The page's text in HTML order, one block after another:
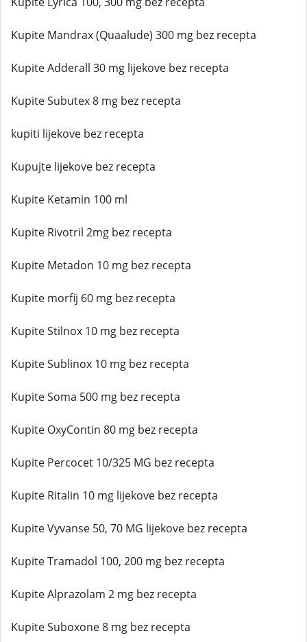
Kupite Mandrax (Quaalude) 300 mg bez recepta
Kupite Adderall 30 mg lijekove bez recepta
Kupite Subutex 8 mg bez recepta
kupiti lijekove bez recepta
Kupujte lijekove bez recepta
Kupite Ketamin 100 ml
Kupite Rivotril 2mg bez recepta
Kupite Metadon 10 mg bez recepta
Kupite morfij 60 mg bez recepta
Kupite Stilnox 10 mg bez recepta
Kupite Sublinox 10 mg bez recepta
Kupite Soma 500 mg bez recepta
Kupite OxyContin 80 mg bez recepta
Kupite Percocet 10/325 MG bez recepta
Kupite Ritalin 10 mg lijekove bez recepta
Kupite Vyvanse 50, 70 MG lijekove bez recepta
Kupite Tramadol 100, 200 mg bez recepta
Kupite Alprazolam 2 mg bez recepta
Kupite Suboxone 8 mg bez recepta